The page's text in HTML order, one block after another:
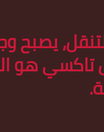
يصبح
تاكسيهو